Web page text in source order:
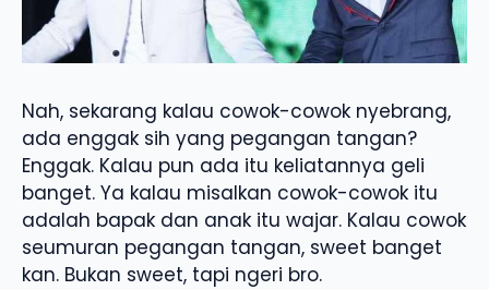
Nah, sekarang kalau cowok-cowok nyebrang,
ada enggak sih yang pegangan tangan?
Enggak. Kalau pun ada itu keliatannya geli
banget. Ya kalau misalkan cowok-cowok itu
adalah bapak dan anak itu wajar. Kalau cowok
seumuran pegangan tangan, sweet banget
kan. Bukan sweet, tapi ngeri bro.